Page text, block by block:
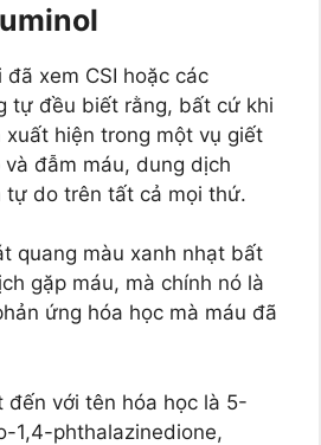
xem CSI hoặc các
tự đều biết rằng, bất cứ khi
hiện trong một vụ giết
đẫm máu, dung dịch
tự do trên tất cả mọi thứ.
quang màu xanh nhạt bất
gặp máu, mà chính nó là
ứng hóa học mà máu đã
đến với tên hóa học là 5-
1,4-phthalazinedione,